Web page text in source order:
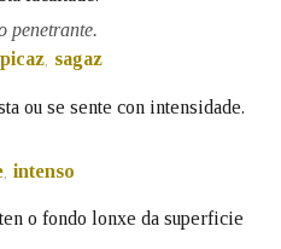
penetrante.
, sagaz
ou se sente con intensidade.
intenso
o fondo lonxe da superficie